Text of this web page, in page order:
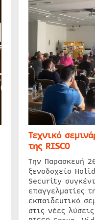
Τεχνικό
της RISCO
Την Παρασκευή
ξενοδοχείο
Security
επαγγελματίες
εκπαιδευτικό
στις νέες